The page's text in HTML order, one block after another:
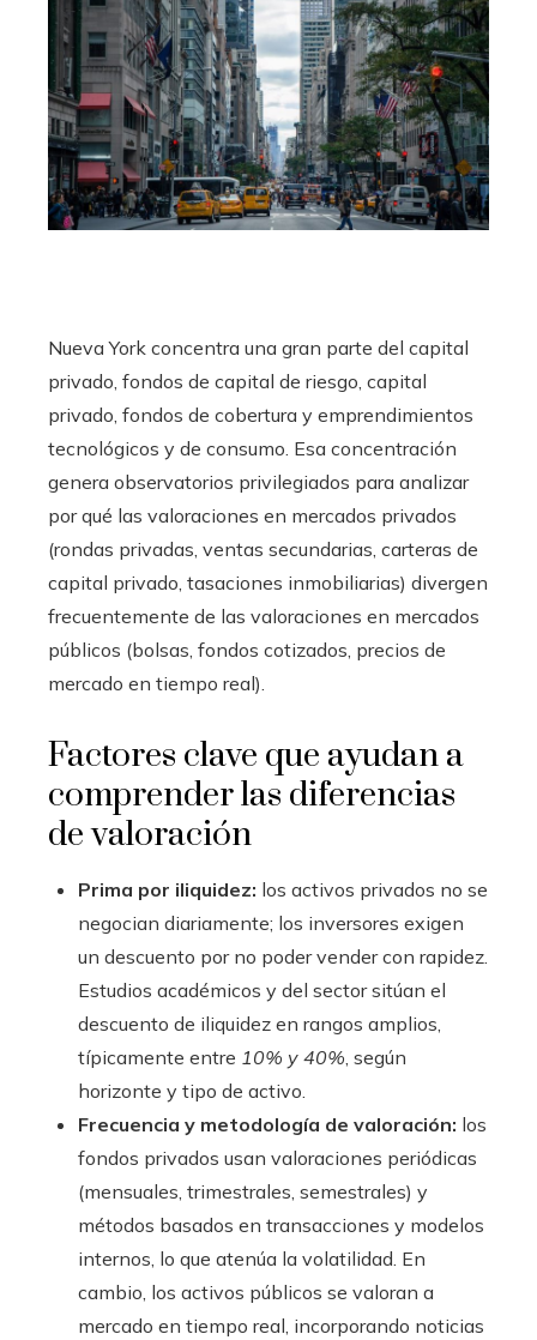
Nueva York concentra una gran parte del capital
privado, fondos de capital de riesgo, capital
privado, fondos de cobertura y emprendimientos
tecnológicos y de consumo. Esa concentración
genera observatorios privilegiados para analizar
por qué las valoraciones en mercados privados
(rondas privadas, ventas secundarias, carteras de
capital privado, tasaciones inmobiliarias) divergen
frecuentemente de las valoraciones en mercados
públicos (bolsas, fondos cotizados, precios de
mercado en tiempo real).
Factores clave que ayudan a
comprender las diferencias
de valoración
Prima por iliquidez: los activos privados no se
negocian diariamente; los inversores exigen
un descuento por no poder vender con rapidez.
Estudios académicos y del sector sitúan el
descuento de iliquidez en rangos amplios,
típicamente entre 10% y 40%, según
horizonte y tipo de activo.
Frecuencia y metodología de valoración: los
fondos privados usan valoraciones periódicas
(mensuales, trimestrales, semestrales) y
métodos basados en transacciones y modelos
internos, lo que atenúa la volatilidad. En
cambio, los activos públicos se valoran a
mercado en tiempo real, incorporando noticias